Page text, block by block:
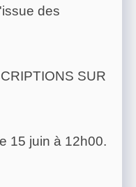
des
SUR
15 juin à 12h00.